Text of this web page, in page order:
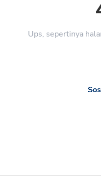
Ups, sepertinya